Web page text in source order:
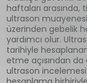
haftaları arasında,
ultrason
üzerinden gebelik
yardımcı olur.
tarihiyle
etme açısından
ultrason